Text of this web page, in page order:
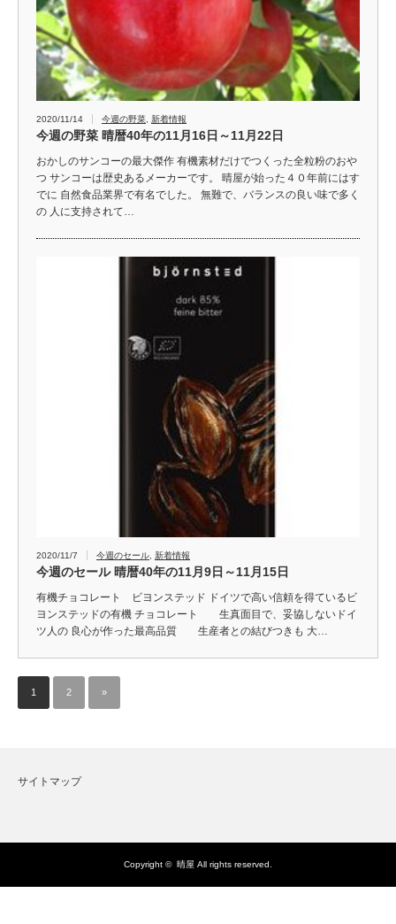
2020/11/14 今週の野菜, 新着情報
今週の野菜 晴暦40年の11月16日～11月22日
おかしのサンコーの最大傑作 有機素材だけでつくった全粒粉のおや
つ サンコーは歴史あるメーカーです。 晴屋が始った４０年前にはす
でに 自然食品業界で有名でした。 無難で、バランスの良い味で多く
の 人に支持されて…
2020/11/7 今週のセール 新着情報
今週のセール 晴暦40年の11月9日～11月15日
有機チョコレート ビヨンステッド ドイツで高い信頼を得ているビ
ヨンステッドの有機 チョコレート 生真面目で、妥協しないドイ
ツ人の 良心が作った最高品質 生産者との結びつきも 大…
1 2 »
サイトマップ
Copyright © 晴屋 All rights reserved.